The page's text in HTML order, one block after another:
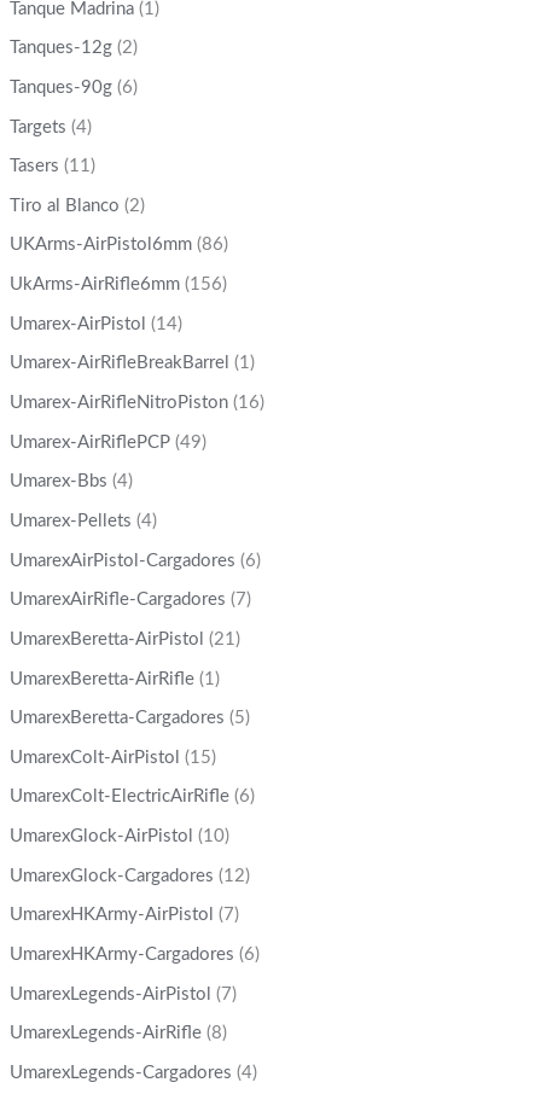
Tanque Madrina (1)
Tanques-12g (2)
Tanques-90g (6)
Targets (4)
Tasers (11)
Tiro al Blanco (2)
UKArms-AirPistol6mm (86)
UkArms-AirRifle6mm (156)
Umarex-AirPistol (14)
Umarex-AirRifleBreakBarrel (1)
Umarex-AirRifleNitroPiston (16)
Umarex-AirRiflePCP (49)
Umarex-Bbs (4)
Umarex-Pellets (4)
UmarexAirPistol-Cargadores (6)
UmarexAirRifle-Cargadores (7)
UmarexBeretta-AirPistol (21)
UmarexBeretta-AirRifle (1)
UmarexBeretta-Cargadores (5)
UmarexColt-AirPistol (15)
UmarexColt-ElectricAirRifle (6)
UmarexGlock-AirPistol (10)
UmarexGlock-Cargadores (12)
UmarexHKArmy-AirPistol (7)
UmarexHKArmy-Cargadores (6)
UmarexLegends-AirPistol (7)
UmarexLegends-AirRifle (8)
UmarexLegends-Cargadores (4)